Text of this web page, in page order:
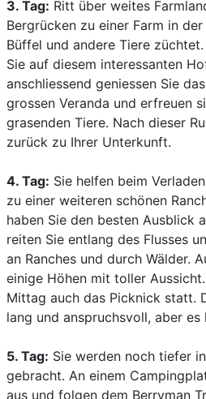
3. Tag: Ritt über weites
Bergrücken zu einer Farm in
Büffel und andere Tiere
Sie auf diesem interessanten
anschliessend geniessen Sie
grossen Veranda und erfreuen
grasenden Tiere. Nach dieser
zurück zu Ihrer Unterkunft.
4. Tag: Sie helfen beim
zu einer weiteren schönen
haben Sie den besten Ausblick
reiten Sie entlang des Flusses
an Ranches und durch Wälder.
einige Höhen mit toller
Mittag auch das Picknick statt.
lang und anspruchsvoll, aber es
5. Tag: Sie werden noch tiefer
gebracht. An einem
aus und folgen dem Berryman